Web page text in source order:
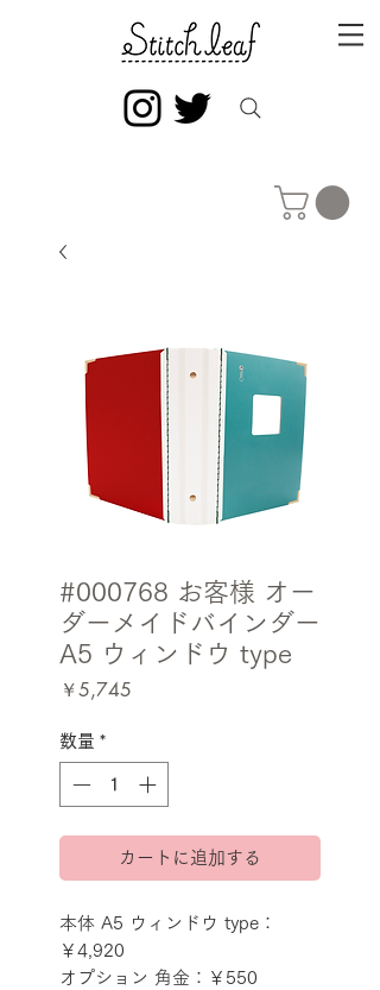
#000768 お客様 オー
ダーメイドバインダー
A5 ウィンドウ type
￥5,745
数量 *
カートに追加する
本体 A5 ウィンドウ type：
￥4,920
オプション 角金：￥550